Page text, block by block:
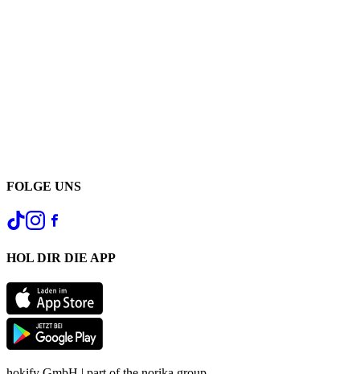
FOLGE UNS
HOL DIR DIE APP